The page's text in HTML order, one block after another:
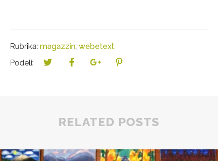
Rubrika: magazzin, webetext
Podeli:
RELATED POSTS